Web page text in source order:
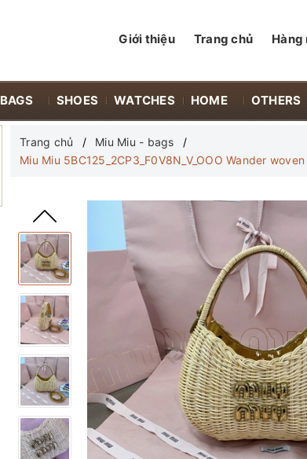
Giới thiệu Trang chủ Hàng
BAGS SHOES WATCHES HOME OTHERS
Trang chủ
Miu Miu - bags
Miu Miu 5BC125_2CP3_F0V8N_V_OOO Wander